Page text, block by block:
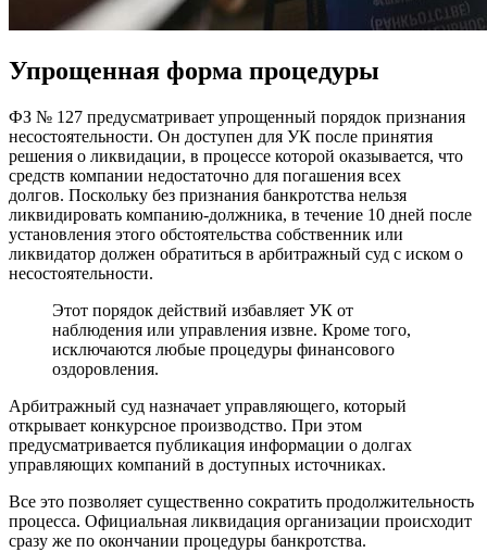
Упрощенная форма процедуры
ФЗ № 127 предусматривает упрощенный порядок признания
несостоятельности. Он доступен для УК после принятия
решения о ликвидации, в процессе которой оказывается, что
средств компании недостаточно для погашения всех
долгов. Поскольку без признания банкротства нельзя
ликвидировать компанию-должника, в течение 10 дней после
установления этого обстоятельства собственник или
ликвидатор должен обратиться в арбитражный суд с иском о
несостоятельности.
Этот порядок действий избавляет УК от
наблюдения или управления извне. Кроме того,
исключаются любые процедуры финансового
оздоровления.
Арбитражный суд назначает управляющего, который
открывает конкурсное производство. При этом
предусматривается публикация информации о долгах
управляющих компаний в доступных источниках.
Все это позволяет существенно сократить продолжительность
процесса. Официальная ликвидация организации происходит
сразу же по окончании процедуры банкротства.